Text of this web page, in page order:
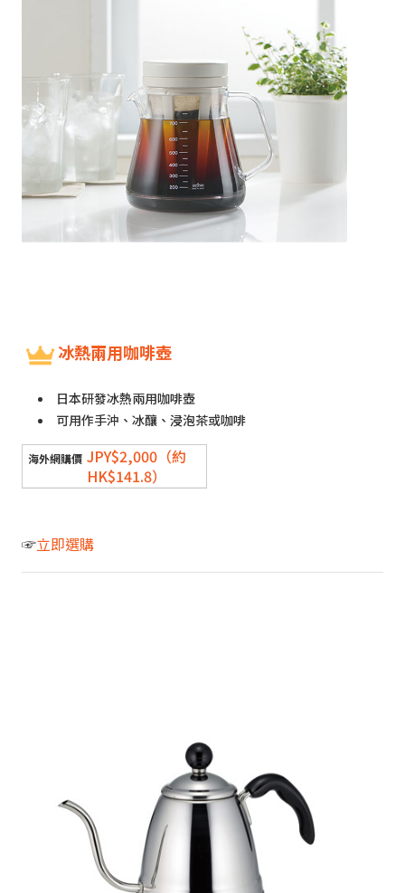
冰熱兩用咖啡壺
日本研發冰熱兩用咖啡壺
可用作手沖、冰釀、浸泡茶或咖啡
JPY$2,000（約
HK$141.8）
☞立即選購